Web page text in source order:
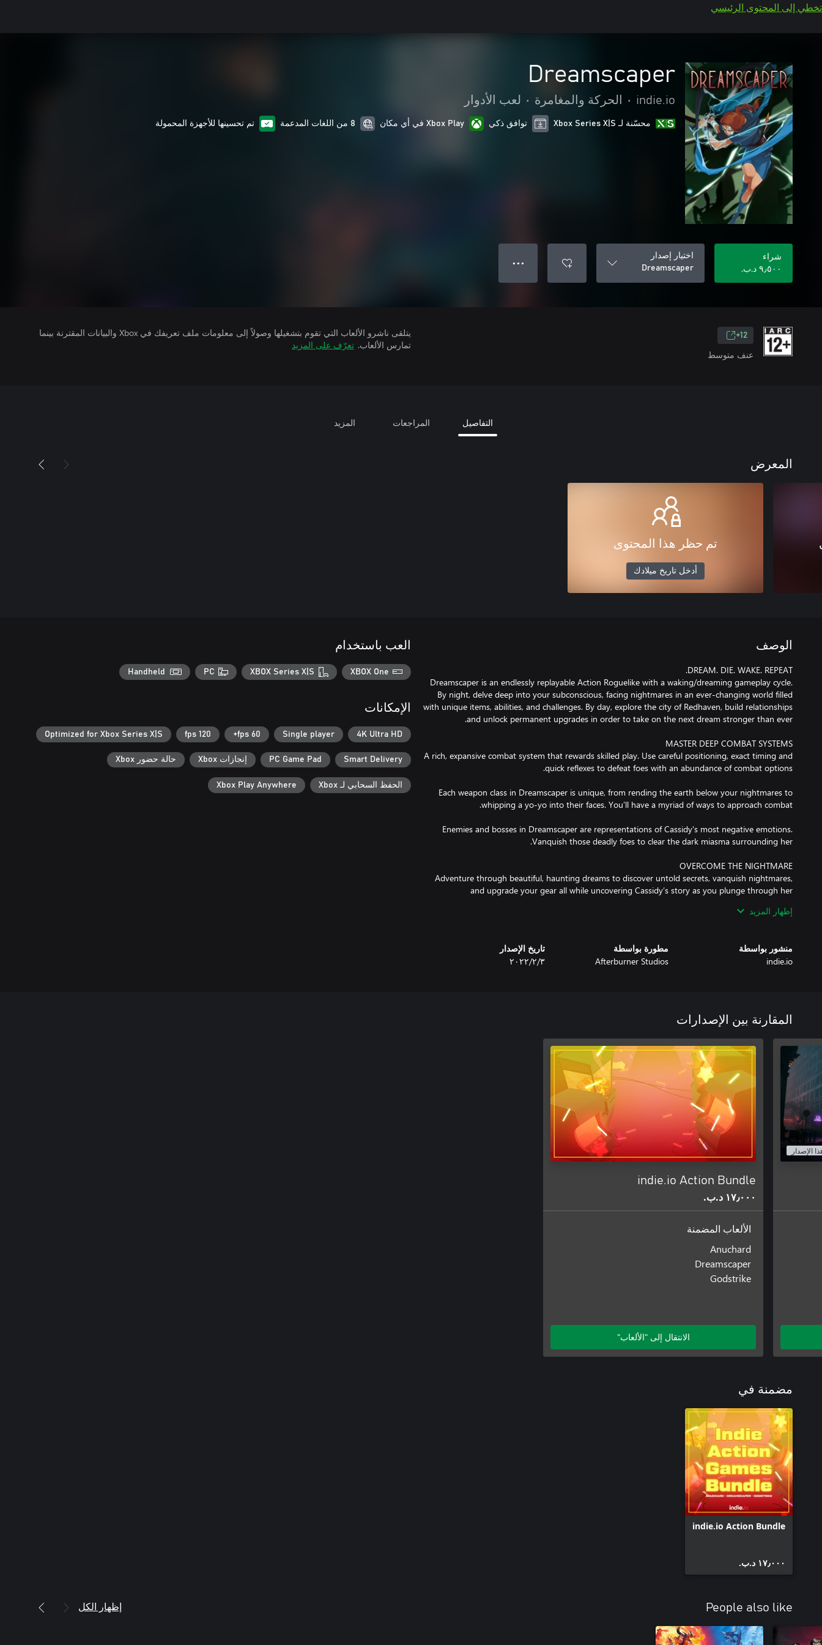
تخطي إلى المحتوى الرئيسي
Dreamscaper
indie.io
• الحركة والمغامرة • لعب الأدوار
محسّنة لـ Xbox Series X|S توافق ذكي Xbox Play في أي مكان 8 من اللغات المدعمة تم تحسينها للأجهزة المحمولة
شراء
٩٫٥٠٠ د.ب.‏
اختيار إصدار
Dreamscaper
● ● ●
12+
عنف متوسط
يتلقى ناشرو الألعاب التي تقوم بتشغيلها وصولاً إلى معلومات ملف تعريفك في Xbox والبيانات المقترنة بينما
تمارس الألعاب. تعرّف على المزيد
التفاصيل المراجعات المزيد
المعرض
تم حظر هذا المحتوى
أدخل تاريخ ميلادك
الوصف
Dreamscaper is an endlessly replayable Action Roguelike with a waking/dreaming gameplay cycle.
By night, delve deep into your subconscious, facing nightmares in an ever-changing world filled
with unique items, abilities, and challenges. By day, explore the city of Redhaven, build relationships
A rich, expansive combat system that rewards skilled play. Use careful positioning, exact timing and
Each weapon class in Dreamscaper is unique, from rending the earth below your nightmares to
Enemies and bosses in Dreamscaper are representations of Cassidy's most negative emotions.
Adventure through beautiful, haunting dreams to discover untold secrets, vanquish nightmares,
and upgrade your gear all while uncovering Cassidy’s story as you plunge through her
إظهار المزيد
منشور بواسطة
indie.io
مطورة بواسطة
Afterburner Studios
تاريخ الإصدار
٣‏/٢‏/٢٠٢٢
العب باستخدام
XBOX One
XBOX Series X|S
PC
Handheld
الإمكانات
4K Ultra HD
Single player
60 fps+
120 fps
Optimized for Xbox Series X|S
Smart Delivery
PC Game Pad إنجازات Xbox حالة حضور Xbox
الحفظ السحابي لـ Xbox Xbox Play Anywhere
المقارنة بين الإصدارات
الإصدار
indie.io Action Bundle
١٧٫٠٠٠ د.ب.‏
الألعاب المضمنة
Anuchard
Dreamscaper
Godstrike
الانتقال إلى "الألعاب"
مضمنة في
indie.io Action Bundle
١٧٫٠٠٠ د.ب.‏
People also like إظهار الكل